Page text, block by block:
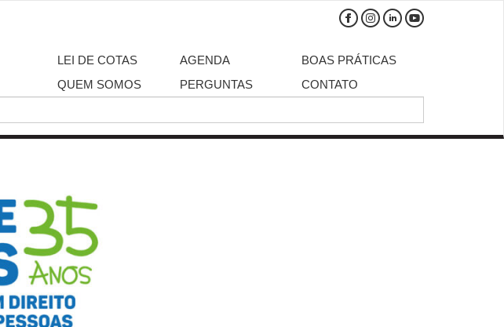
LEI DE COTAS AGENDA
BOAS PRÁTICAS
QUEM SOMOS PERGUNTAS CONTATO